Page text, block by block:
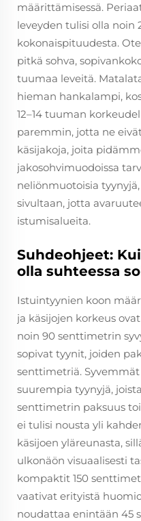
määrittämisessä.
leveyden tulisi olla noin
kokonaispituudesta.
pitkä sohva,
tuumaa leveitä.
hieman hankalampi,
12–14 tuuman
paremmin, jotta ne
käsijakoja, joita
jakosohvimuodoissa
neliönmuotoisia
sivultaan, jotta
istumisalueita.
Suhdeohjeet:
olla suhteessa
Istuintyynien koon
ja käsijojen korkeus
noin 90 senttimetrin
sopivat tyynit, joiden
senttimetriä.
suurempia tyynyjä,
senttimetrin paksuus
ei tulisi nousta yli
käsijoen yläreunasta,
ulkonäön visuaalisesti
kompaktit 150
vaativat erityistä
noudattaa enintään 45